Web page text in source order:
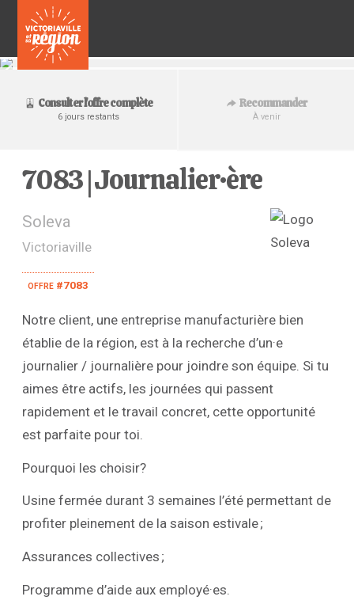
Consulter l'offre complète
6 jours restants
Recommander
À venir
7083 | Journalier·ère
Soleva
Victoriaville
offre #7083
Notre client, une entreprise manufacturière bien
établie de la région, est à la recherche d’un·e
journalier / journalière pour joindre son équipe. Si tu
aimes être actifs, les journées qui passent
rapidement et le travail concret, cette opportunité
est parfaite pour toi.
Pourquoi les choisir?
Usine fermée durant 3 semaines l’été permettant de
profiter pleinement de la saison estivale ;
Assurances collectives ;
Programme d’aide aux employé·es.